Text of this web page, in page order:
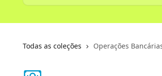
Todas as coleções Operações